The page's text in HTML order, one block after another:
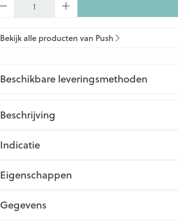
Bekijk alle producten van Push
Beschikbare leveringsmethoden
Beschrijving
Indicatie
Eigenschappen
Gegevens